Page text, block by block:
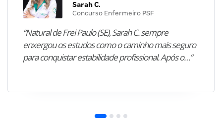
Sarah C.
Concurso Enfermeiro PSF
“Natural de Frei Paulo (SE), Sarah C. sempre
enxergou os estudos como o caminho mais seguro
para conquistar estabilidade profissional. Após o…”